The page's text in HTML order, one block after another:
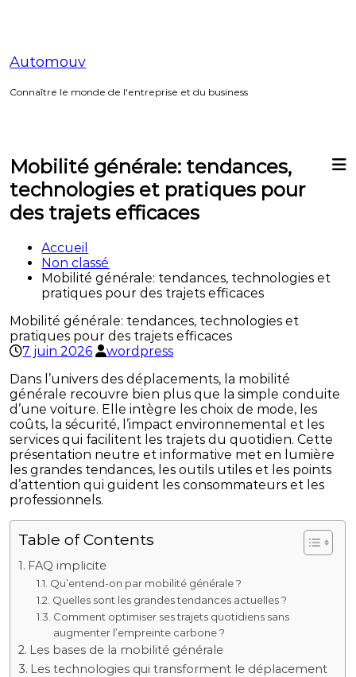
Automouv
Connaître le monde de l'entreprise et du business
Mobilité générale: tendances,
technologies et pratiques pour
des trajets efficaces
Accueil
Non classé
Mobilité générale: tendances, technologies et
pratiques pour des trajets efficaces
Mobilité générale: tendances, technologies et
pratiques pour des trajets efficaces
7 juin 2026
wordpress
Dans l’univers des déplacements, la mobilité
générale recouvre bien plus que la simple conduite
d’une voiture. Elle intègre les choix de mode, les
coûts, la sécurité, l’impact environnemental et les
services qui facilitent les trajets du quotidien. Cette
présentation neutre et informative met en lumière
les grandes tendances, les outils utiles et les points
d’attention qui guident les consommateurs et les
professionnels.
Table of Contents
FAQ implicite
Qu’entend-on par mobilité générale ?
Quelles sont les grandes tendances actuelles ?
Comment optimiser ses trajets quotidiens sans
augmenter l’empreinte carbone ?
Les bases de la mobilité générale
Les technologies qui transforment le déplacement